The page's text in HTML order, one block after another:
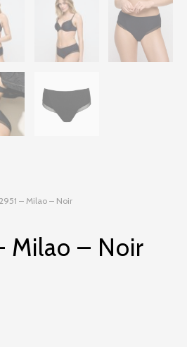
– Milao – Noir
Milao – Noir